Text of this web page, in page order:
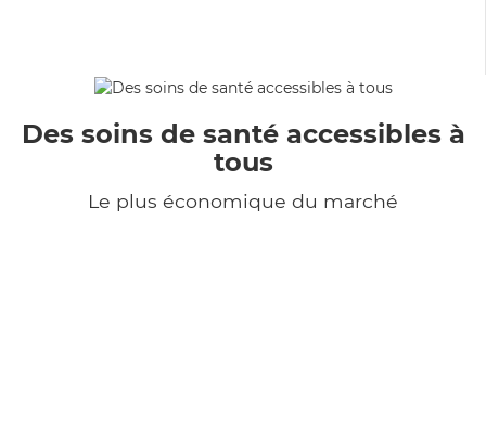
Des soins de santé accessibles à
tous
Le plus économique du marché